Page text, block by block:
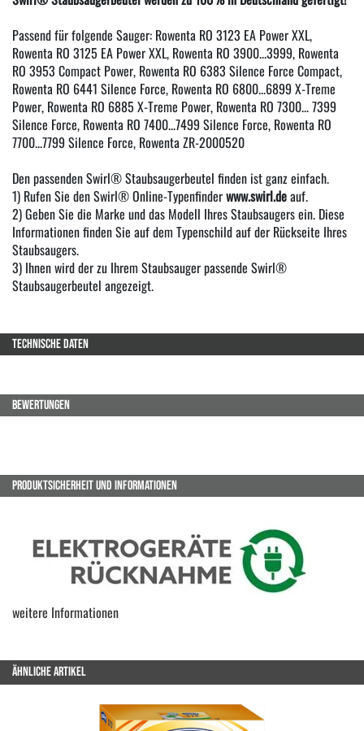
Passend für folgende Sauger: Rowenta RO 3123 EA Power XXL,
Rowenta RO 3125 EA Power XXL, Rowenta RO 3900...3999, Rowenta
RO 3953 Compact Power, Rowenta RO 6383 Silence Force Compact,
Rowenta RO 6441 Silence Force, Rowenta RO 6800...6899 X-Treme
Power, Rowenta RO 6885 X-Treme Power, Rowenta RO 7300... 7399
Silence Force, Rowenta RO 7400...7499 Silence Force, Rowenta RO
7700...7799 Silence Force, Rowenta ZR-2000520
Den passenden Swirl® Staubsaugerbeutel finden ist ganz einfach.
1) Rufen Sie den Swirl® Online-Typenfinderwww.swirl.deauf.
2) Geben Sie die Marke und das Modell Ihres Staubsaugers ein. Diese
Informationen finden Sie auf dem Typenschild auf der Rückseite Ihres
Staubsaugers.
3) Ihnen wird der zu Ihrem Staubsauger passende Swirl®
Staubsaugerbeutel angezeigt.
TECHNISCHE DATEN
BEWERTUNGEN
PRODUKTSICHERHEIT UND INFORMATIONEN
weitere Informationen
ÄHNLICHE ARTIKEL